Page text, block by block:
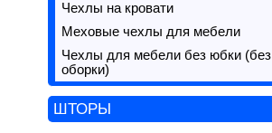
Чехлы на кровати
Меховые чехлы для мебели
Чехлы для мебели без юбки (без
оборки)
ШТОРЫ